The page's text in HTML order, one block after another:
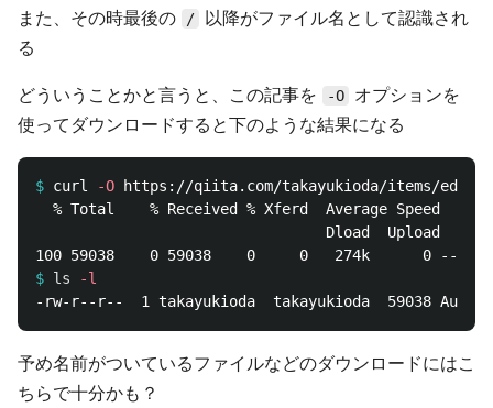
また、その時最後の
/
以降がファイル名として認識され
る
どういうことかと言うと、この記事を -O
オプションを
使ってダウンロードすると下のような結果になる
$ curl
-O
% Total    % Received % Xferd  Average Speed
Dload  Upload
$ ls -l
予め名前がついているファイルなどのダウンロードにはこ
ちらで十分かも？